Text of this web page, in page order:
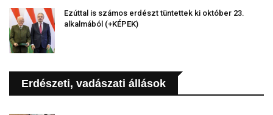
Ezúttal is számos erdészt tüntettek ki október 23.
alkalmából (+KÉPEK)
Erdészeti, vadászati állások